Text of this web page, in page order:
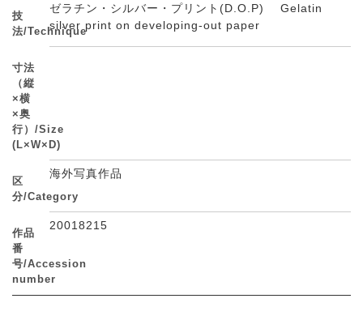
技
法/Technique
ゼラチン・シルバー・プリント(D.O.P) Gelatin
silver print on developing-out paper
寸法
（縦
×横
×奥
行）/Size
(L×W×D)
区
分/Category
海外写真作品
作品
番
号/Accession
number
20018215